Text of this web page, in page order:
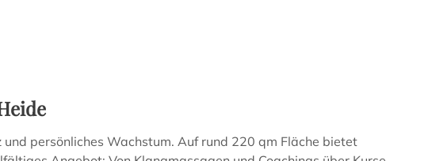
persönliches Wachstum. Auf rund 220 qm Fläche bietet